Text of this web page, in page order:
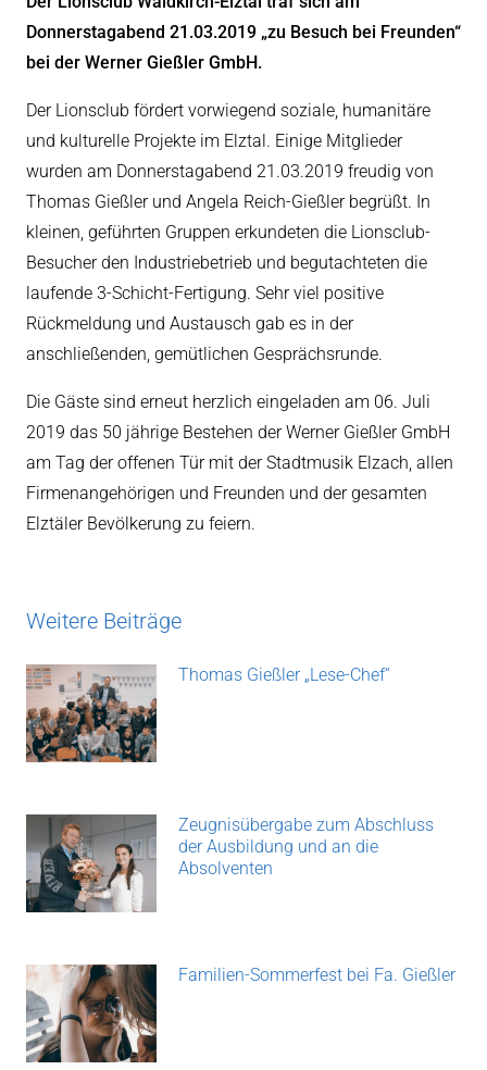
Donnerstagabend 21.03.2019 „zu Besuch bei Freunden“
bei der Werner Gießler GmbH.
Der Lionsclub fördert vorwiegend soziale, humanitäre
und kulturelle Projekte im Elztal. Einige Mitglieder
wurden am Donnerstagabend 21.03.2019 freudig von
Thomas Gießler und Angela Reich-Gießler begrüßt. In
kleinen, geführten Gruppen erkundeten die Lionsclub-
Besucher den Industriebetrieb und begutachteten die
laufende 3-Schicht-Fertigung. Sehr viel positive
Rückmeldung und Austausch gab es in der
anschließenden, gemütlichen Gesprächsrunde.
Die Gäste sind erneut herzlich eingeladen am 06. Juli
2019 das 50 jährige Bestehen der Werner Gießler GmbH
am Tag der offenen Tür mit der Stadtmusik Elzach, allen
Firmenangehörigen und Freunden und der gesamten
Elztäler Bevölkerung zu feiern.
Weitere Beiträge
Thomas Gießler „Lese-Chef“
Zeugnisübergabe zum Abschluss
der Ausbildung und an die
Absolventen
Familien-Sommerfest bei Fa. Gießler